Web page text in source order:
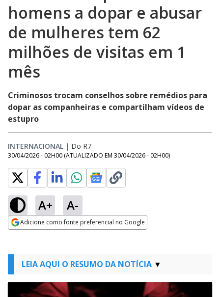
homens a dopar e abusar
de mulheres tem 62
milhões de visitas em 1
mês
Criminosos trocam conselhos sobre remédios para
dopar as companheiras e compartilham vídeos de
estupro
INTERNACIONAL | Do R7
30/04/2026 - 02H00 (ATUALIZADO EM 30/04/2026 - 02H00)
A+ A-
Adicione como fonte preferencial no Google
LEIA AQUI O RESUMO DA NOTÍCIA